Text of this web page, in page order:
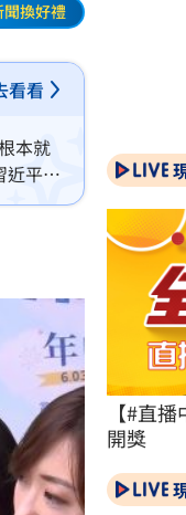
聞換好禮
看看
本就
近平，
【#直
開獎